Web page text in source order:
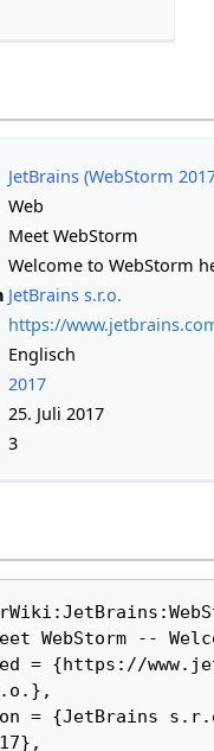
JetBrains (WebStorm
Web
Meet WebStorm
Welcome to WebStorm
JetBrains s.r.o.
https://
Englisch
2017
25. Juli 2017
3